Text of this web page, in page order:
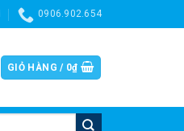
0906.902.654
GIỎ HÀNG / 0₫